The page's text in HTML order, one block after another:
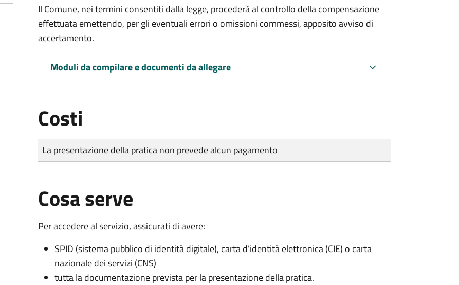
Il Comune, nei termini consentiti dalla legge, procederà al controllo della compensazione
effettuata emettendo, per gli eventuali errori o omissioni commessi, apposito avviso di
accertamento.
Moduli da compilare e documenti da allegare
Costi
Tipo di pagamento
Importo
La presentazione della pratica non prevede alcun pagamento
Cosa serve
Per accedere al servizio, assicurati di avere:
SPID (sistema pubblico di identità digitale), carta d’identità elettronica (CIE) o carta
nazionale dei servizi (CNS)
tutta la documentazione prevista per la presentazione della pratica.